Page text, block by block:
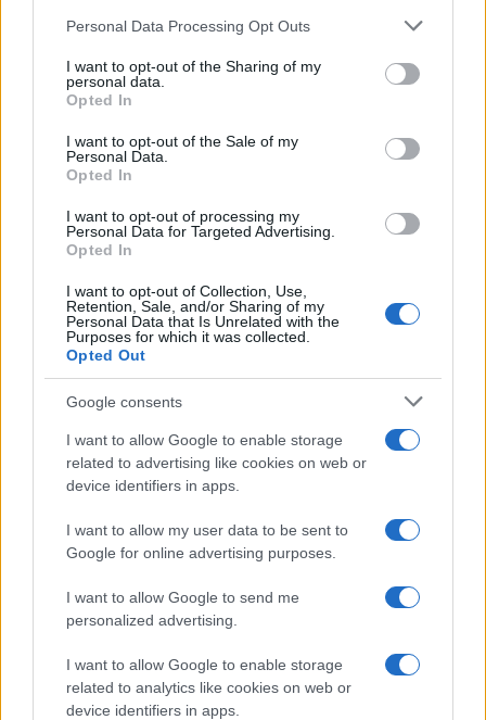
Please note that this website/app uses one or more Google
not limited to your visit or usage behaviour. You may click to
grant or deny consent to Google and its third-party tags to
use your data for below specified purposes in below Google
consent section.
Personal Data Processing Opt Outs
I want to opt-out of the Sharing of my
personal data.
Opted In
I want to opt-out of the Sale of my
Personal Data.
Opted In
I want to opt-out of processing my
Personal Data for Targeted Advertising.
Opted In
I want to opt-out of Collection, Use,
Retention, Sale, and/or Sharing of my
Personal Data that Is Unrelated with the
Purposes for which it was collected.
Opted Out
Google consents
I want to allow Google to enable storage
related to advertising like cookies on web or
device identifiers in apps.
I want to allow my user data to be sent to
Google for online advertising purposes.
I want to allow Google to send me
personalized advertising.
I want to allow Google to enable storage
related to analytics like cookies on web or
device identifiers in apps.
l’autunno 2026
Matteo Pellegrino · 6 Ago 2026
NEWS E ATTUALITÀ
Codacons denuncia: i problemi che affliggono la Sicilia
tra carburanti, spiagge e incendi
Matteo Pellegrino · 25 Lug 2026